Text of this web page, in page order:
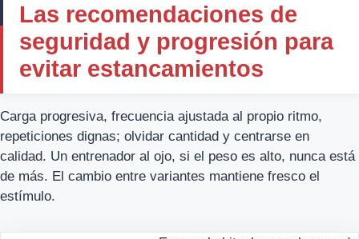
Las recomendaciones de
seguridad y progresión para
evitar estancamientos
Carga progresiva, frecuencia ajustada al propio ritmo,
repeticiones dignas; olvidar cantidad y centrarse en
calidad. Un entrenador al ojo, si el peso es alto, nunca está
de más. El cambio entre variantes mantiene fresco el
estímulo.